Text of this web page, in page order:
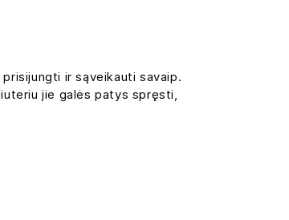
ir sąveikauti savaip.
jie galės patys spręsti,